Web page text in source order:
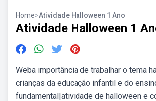
Home>Atividade Halloween 1 Ano
Atividade Halloween 1
Weba importância de trabalhar o tema
crianças da educação infantil e do
fundamental|atividade de halloween e